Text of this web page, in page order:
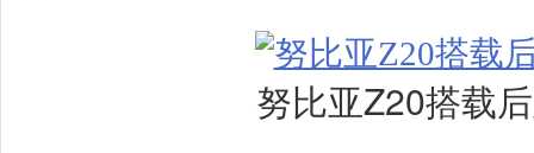
努比亚Z20搭载